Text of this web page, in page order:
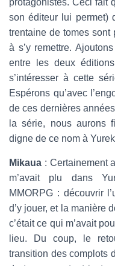
son éditeur lui permet)
trentaine de tomes sont
à s’y remettre.
entre les deux
s’intéresser à cette
Espérons qu’avec
de ces dernières
la série, nous aurons
digne de ce nom à
Mikaua : Certainement
m’avait plu dans
MMORPG : découvrir
d’y jouer, et la manière
c’était ce qui m’avait
lieu. Du coup, le
transition des complots